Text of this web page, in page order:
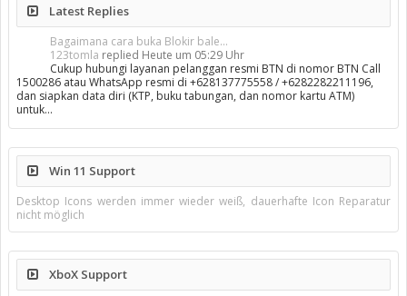
Latest Replies
Bagaimana cara buka Blokir bale...
123tomla replied Heute um 05:29 Uhr
Cukup hubungi layanan pelanggan resmi BTN di nomor BTN Call
1500286 atau WhatsApp resmi di +628137775558 / +6282282211196,
dan siapkan data diri (KTP, buku tabungan, dan nomor kartu ATM)
untuk…
Win 11 Support
Desktop Icons werden immer wieder weiß, dauerhafte Icon Reparatur
nicht möglich
XboX Support